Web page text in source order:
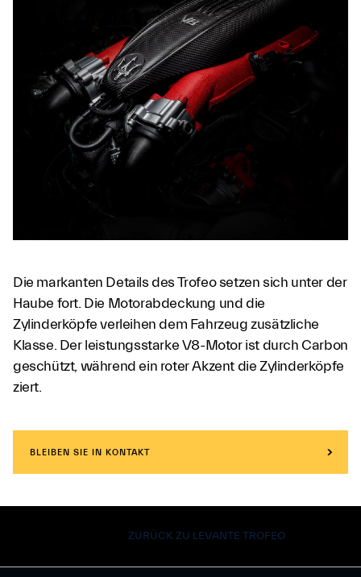
Die markanten Details des Trofeo setzen sich unter der
Haube fort. Die Motorabdeckung und die
Zylinderköpfe verleihen dem Fahrzeug zusätzliche
Klasse. Der leistungsstarke V8-Motor ist durch Carbon
geschützt, während ein roter Akzent die Zylinderköpfe
ziert.
BLEIBEN SIE IN KONTAKT
ZURÜCK ZU LEVANTE TROFEO